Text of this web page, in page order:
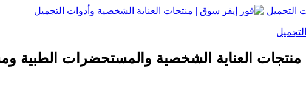
العناية الشخصية والمستحضرات الطبية